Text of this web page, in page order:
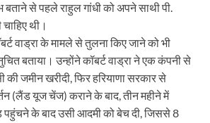
से पहले राहुल गांधी को अपने साथी पी.
थी।
वाड्रा के मामले से तुलना किए जाने को भी
बताया। उन्होंने कॉबर्ट वाड्रा ने एक कंपनी से
जमीन खरीदी, फिर हरियाणा सरकार से
(लैंड यूज चेंज) कराने के बाद, तीन महीने में
के बाद उसी आदमी को बेच दी, जिससे 8